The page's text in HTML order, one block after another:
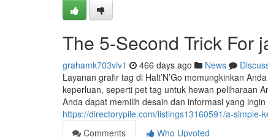
The 5-Second Trick For
grahamk703viv1 466 days ago News
Layanan grafir tag di Halt’N’Go memungkinkan
keperluan, seperti pet tag untuk hewan peliharaan
Anda dapat memilih desain dan informasi yang
https://directorypile.com/listings13160591/a-simple-
Comments
Who Upvoted